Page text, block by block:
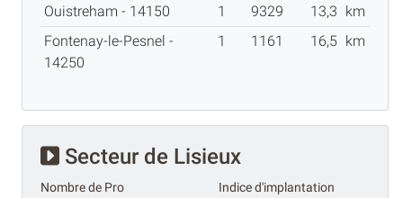
Ouistreham - 14150
1 9329 13,3
km
Fontenay-le-Pesnel -
14250
1 1161 16,5 km
Secteur de Lisieux
Nombre de Pro Indice d'implantation